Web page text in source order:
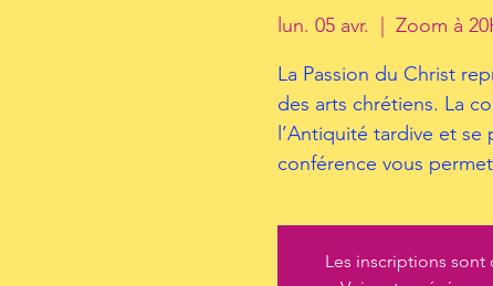
lun. 05 avr.
Zoom à
La Passion du Christ
des arts chrétiens. La
l’Antiquité tardive et
conférence vous
Les inscriptions sont